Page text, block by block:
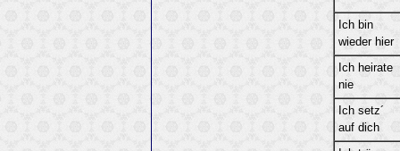
Ich bin
wieder hier
Ich heirate
nie
Ich setz´
auf dich